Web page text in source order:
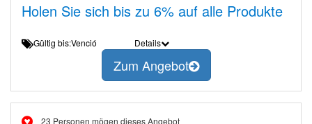
Holen Sie sich bis zu 6% auf alle Produkte
Gültig bis:Venció Details
Zum Angebot
23 Personen mögen dieses Angebot